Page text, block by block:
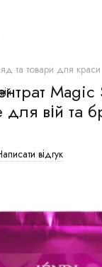
та товари для краси
Magic
вій та
відгук